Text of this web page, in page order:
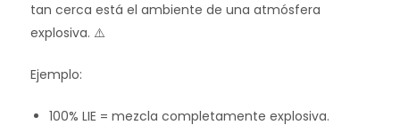
tan cerca está el ambiente de una atmósfera
explosiva. ⚠️
Ejemplo:
100% LIE = mezcla completamente explosiva.